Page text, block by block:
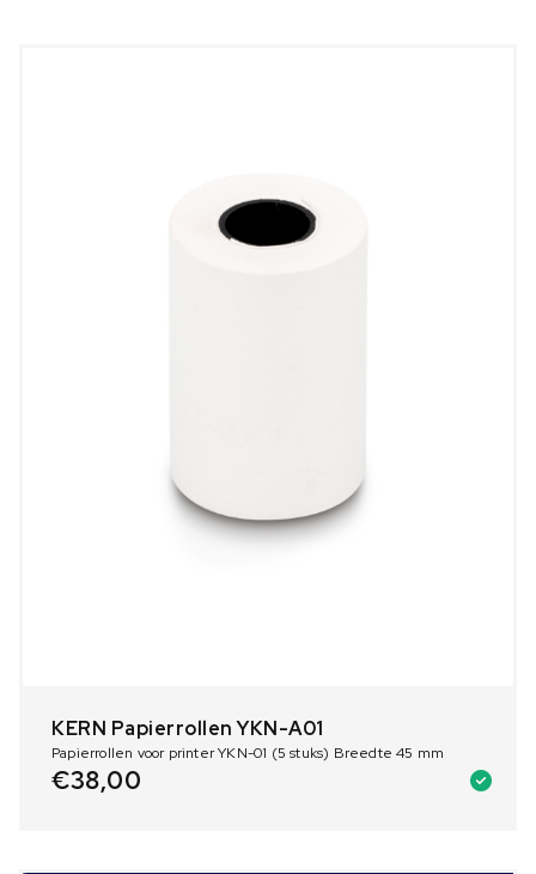
KERN Papierrollen YKN-A01
Papierrollen voor printer YKN-01 (5 stuks) Breedte 45 mm
€38,00